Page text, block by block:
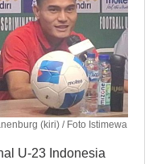
(kiri) / Foto Istimewa
U-23 Indonesia